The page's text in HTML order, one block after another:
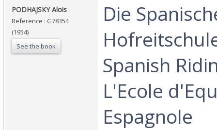
‎PODHAJSKY Alois‎
Reference : G78354
(1954)
See the book
‎Die
Spanish
L'Ecole
Espagnole‎